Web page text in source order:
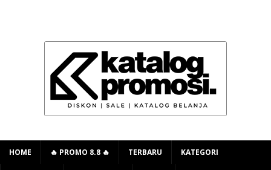
HOME 🔥 PROMO 8.8 🔥 TERBARU KATEGORI